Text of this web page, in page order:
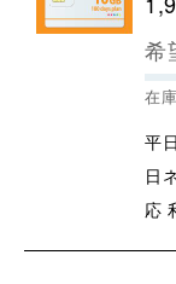
希
在
平
日
応